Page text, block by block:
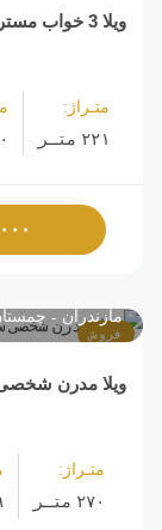
ویلا 3 خواب مستر با 270 متر بنا و روف گاردن
متـراژ:
۲۲۱ متـر
فروش
مازندران
ویلا مدرن شخصی ساز
متـراژ:
۲۷۰ متـر